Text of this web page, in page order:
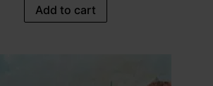
Add to cart